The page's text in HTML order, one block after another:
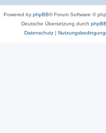
Powered by phpBB® Forum Software ©
Deutsche Übersetzung durch
Datenschutz|